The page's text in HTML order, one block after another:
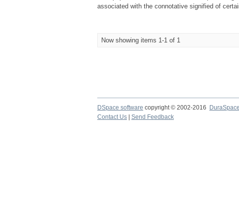
associated with the connotative signified of
Now showing items 1-1 of 1
DSpace software copyright © 2002-2016 DuraSpace
Contact Us
Send Feedback